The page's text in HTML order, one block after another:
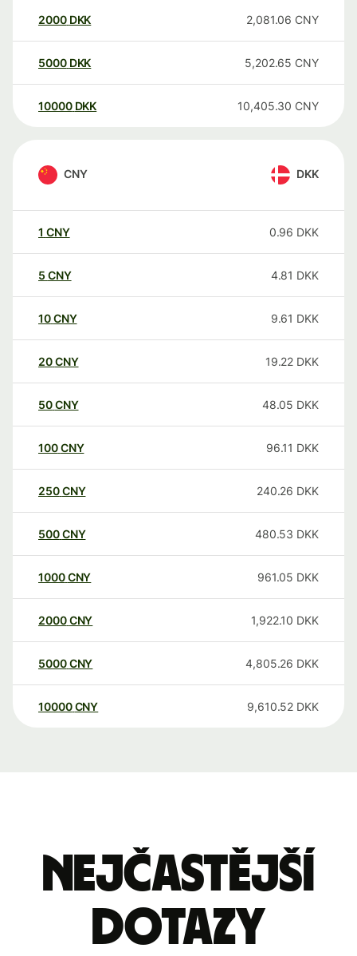
2000 DKK 2,081.06 CNY
5000 DKK 5,202.65 CNY
10000 DKK 10,405.30 CNY
CNY DKK
1 CNY 0.96 DKK
5 CNY 4.81 DKK
10CNY 9.61 DKK
20CNY 19.22 DKK
50CNY 48.05 DKK
100CNY 96.11 DKK
250CNY 240.26 DKK
500CNY 480.53 DKK
1000CNY 961.05 DKK
2000CNY 1,922.10 DKK
5000CNY 4,805.26 DKK
10000 CNY 9,610.52 DKK
Nejčastější
dotazy